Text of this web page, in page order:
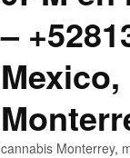
–
cannabis Monterrey,